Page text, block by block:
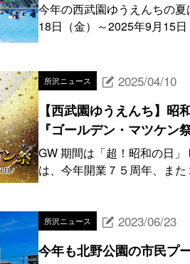
今年の西武園ゆうえんちの
18日（金）～2025年9月15
所沢ニュース 2025/04/10
【西武園ゆうえんち】昭
『ゴールデン・マツケン
GW 期間は「超！昭和の日
は、今年開業７５周年、ま
所沢ニュース 2023/06/23
今年も北野公園の市民プ